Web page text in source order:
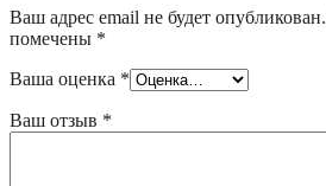
Ваш адрес email не будет опубликован.
помечены *
Ваша оценка *
Ваш отзыв *